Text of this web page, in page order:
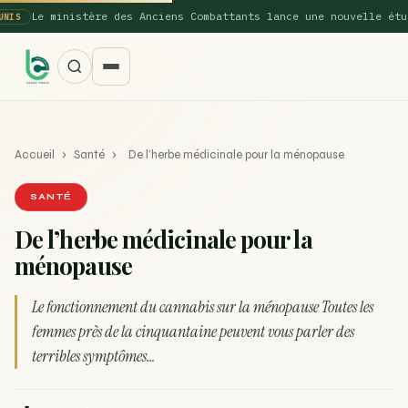
ministère des Anciens Combattants lance une nouvelle étude
SUGGESTIONS POPULAIRES
Une nouvelle étude montre que la vaporisation du
ACTU
La recette du Space Cake
Accueil › Santé › De l’herbe médicinale pour la ménopause
SANTÉ
De l’herbe médicinale pour la
ménopause
Le fonctionnement du cannabis sur la ménopause Toutes les
femmes près de la cinquantaine peuvent vous parler des
terribles symptômes…